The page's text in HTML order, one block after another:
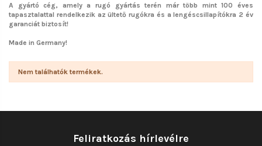
A gyártó cég, amely a rugó gyártás terén már több mint 100 éves
tapasztalattal rendelkezik az ültető rugókra és a lengéscsillapítókra 2 év
garanciát biztosít!
Made in Germany!
Nem találhatók termékek.
Feliratkozás hírlevélre